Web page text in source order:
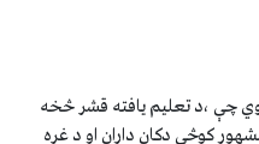
چې ،د تعليم يافته قشر څخه
کوڅې دکان داران او د غره